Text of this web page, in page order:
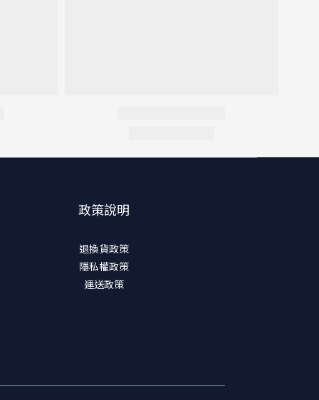
政策說明
退換貨政策
隱私權政策
運送政策